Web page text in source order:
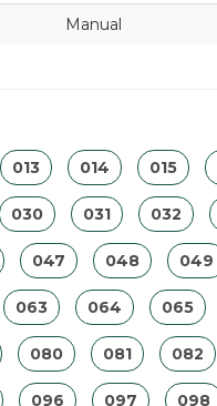
Manual
013 014 015
030 031 032
047 048 049
063 064 065
080 081 082
096 097 098